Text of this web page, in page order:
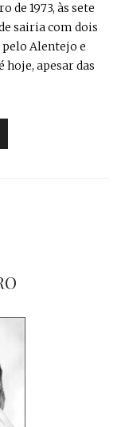
de 1973, às sete
sairia com dois
Alentejo e
hoje, apesar das